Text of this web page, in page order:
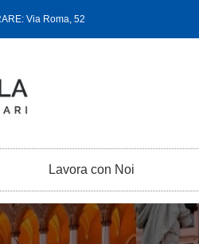
Via Roma, 52
Lavora con Noi